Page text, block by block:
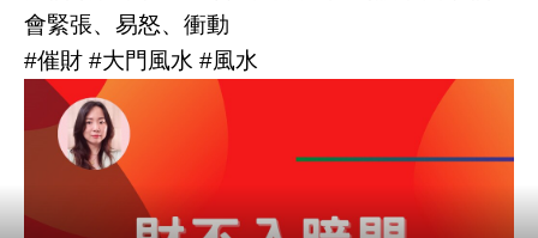
會緊張、易怒、衝動
#催財 #大門風水 #風水